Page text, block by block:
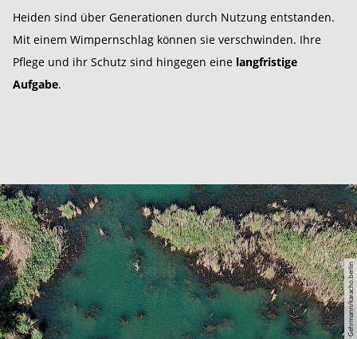
Heiden sind über Generationen durch Nutzung entstanden.
Mit einem Wimpernschlag können sie verschwinden. Ihre
Pflege und ihr Schutz sind hingegen eine langfristige
Aufgabe.
© Volker Gehrmann/karacho.berlin